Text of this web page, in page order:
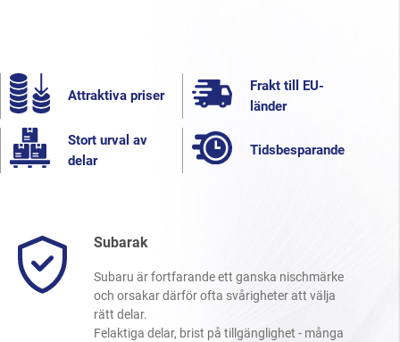
Attraktiva priser
Frakt till EU-
länder
Stort urval av
delar
Tidsbesparande
Subarak
Subaru är fortfarande ett ganska nischmärke
och orsakar därför ofta svårigheter att välja
rätt delar.
Felaktiga delar, brist på tillgänglighet - många